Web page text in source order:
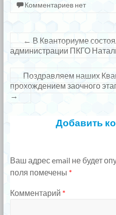
Комментариев нет
← В Кванториуме
администрации ПКГО
Поздравляем наших
прохождением заочного
→
Добавить
Ваш адрес email не будет
поля помечены *
Комментарий *